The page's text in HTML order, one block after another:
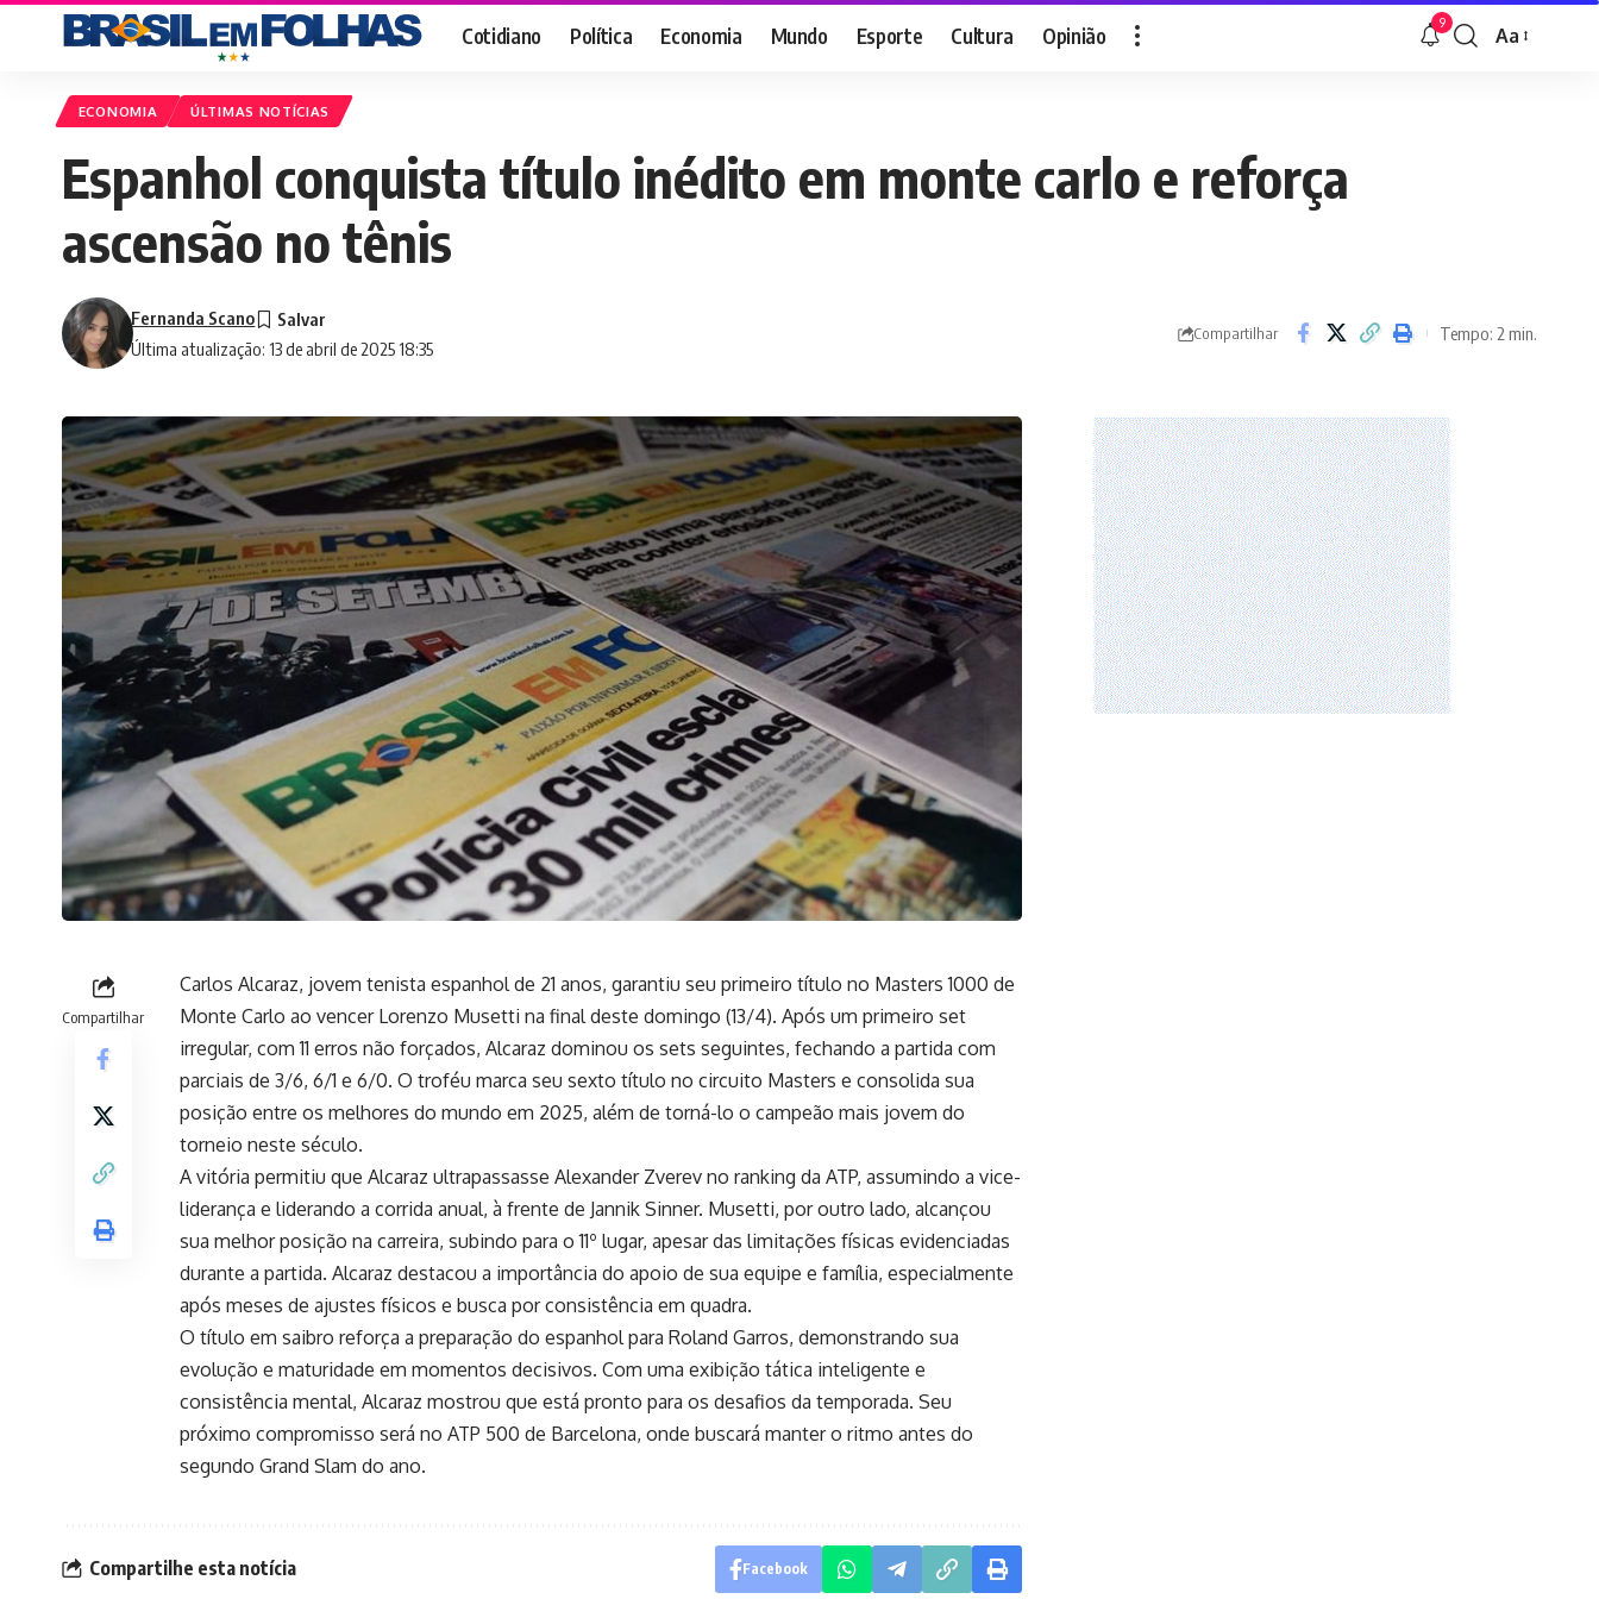
Cotidiano Política Economia Mundo Esporte Cultura Opinião 9
Font
Aa
ECONOMIA ÚLTIMAS NOTÍCIAS
Espanhol conquista título inédito em monte carlo e reforça
ascensão no tênis
Última atualização: 13 de abril de 2025 18:35
Fernanda Scano
Compartilhar Tempo: 2 min.
Compartilhar
Carlos Alcaraz, jovem tenista espanhol de 21 anos, garantiu seu primeiro título no Masters 1000 de
Monte Carlo ao vencer Lorenzo Musetti na final deste domingo (13/4). Após um primeiro set
irregular, com 11 erros não forçados, Alcaraz dominou os sets seguintes, fechando a partida com
parciais de 3/6, 6/1 e 6/0. O troféu marca seu sexto título no circuito Masters e consolida sua
posição entre os melhores do mundo em 2025, além de torná-lo o campeão mais jovem do
torneio neste século.
A vitória permitiu que Alcaraz ultrapassasse Alexander Zverev no ranking da ATP, assumindo a vice-
liderança e liderando a corrida anual, à frente de Jannik Sinner. Musetti, por outro lado, alcançou
sua melhor posição na carreira, subindo para o 11º lugar, apesar das limitações físicas evidenciadas
durante a partida. Alcaraz destacou a importância do apoio de sua equipe e família, especialmente
após meses de ajustes físicos e busca por consistência em quadra.
O título em saibro reforça a preparação do espanhol para Roland Garros, demonstrando sua
evolução e maturidade em momentos decisivos. Com uma exibição tática inteligente e
consistência mental, Alcaraz mostrou que está pronto para os desafios da temporada. Seu
próximo compromisso será no ATP 500 de Barcelona, onde buscará manter o ritmo antes do
segundo Grand Slam do ano.
Compartilhe esta notícia Facebook